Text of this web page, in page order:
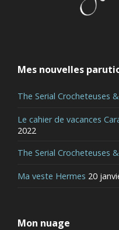
Mes nouvelles
The Serial Crocheteuses
Le cahier de vacances
2022
The Serial Crocheteuses
Ma veste Hermes 20
Mon nuage